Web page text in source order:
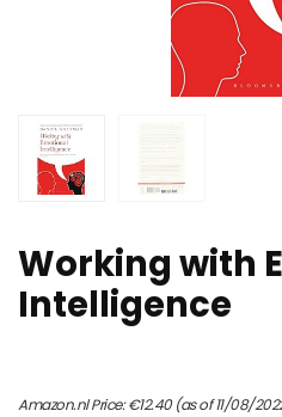
Working with
Intelligence
Amazon.nl Price:€12.40(as of 11/08/